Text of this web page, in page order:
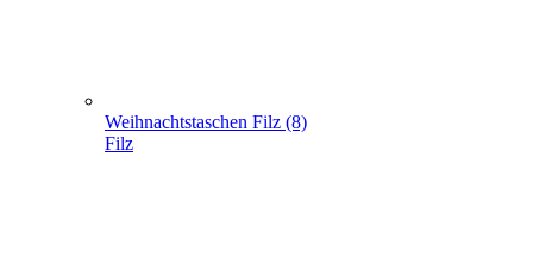
Weihnachtstaschen Filz (8)
Filz